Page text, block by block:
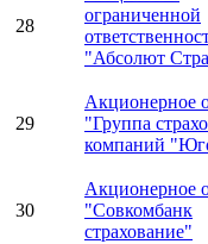
28
ограниченной
"Абсолют
29
Акционерное
"Группа
компаний
30
Акционерное
"Совкомбанк
страхование"